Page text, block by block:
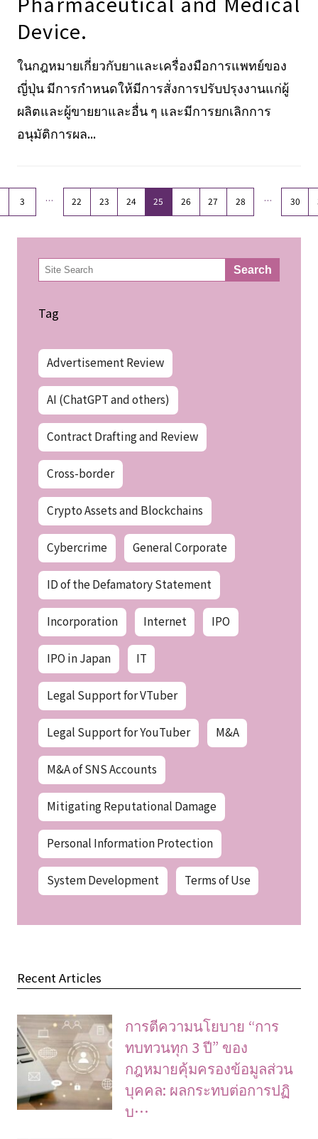
Device.
ในกฎหมายเกี่ยวกับยาและเครื่องมือการแพทย์ของ
ญี่ปุ่น มีการกำหนดให้มีการสั่งการปรับปรุงงานแก่ผู้
ผลิตและผู้ขายยาและอื่น ๆ และมีการยกเลิกการ
อนุมัติการผล...
3 … 22 23 24 25 26 27 28 … 30
検
索 Search
Tag
Advertisement Review
AI (ChatGPT and others)
Contract Drafting and Review
Cross-border
Crypto Assets and Blockchains
Cybercrime General Corporate
ID of the Defamatory Statement
Incorporation Internet IPO
IPO in Japan IT
Legal Support for VTuber
Legal Support for YouTuber M&A
M&A of SNS Accounts
Mitigating Reputational Damage
Personal Information Protection
System Development Terms of Use
Recent Articles
การตีความนโยบาย “การ
ทบทวนทุก 3 ปี” ของ
กฎหมายคุ้มครองข้อมูลส่วน
บุคคล: ผลกระทบต่อการปฏิ
บ…